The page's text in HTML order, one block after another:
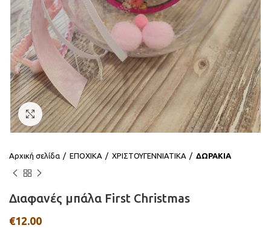
Click to enlarge
Αρχική σελίδα ΕΠΟΧΙΚΑ ΧΡΙΣΤΟΥΓΕΝΝΙΑΤΙΚΑ ΔΩΡΑΚΙΑ
Διαφανές μπάλα First Christmas
€12.00